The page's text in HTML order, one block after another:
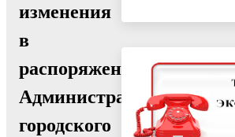
изменения
в
распоряжение
Администрации
городского